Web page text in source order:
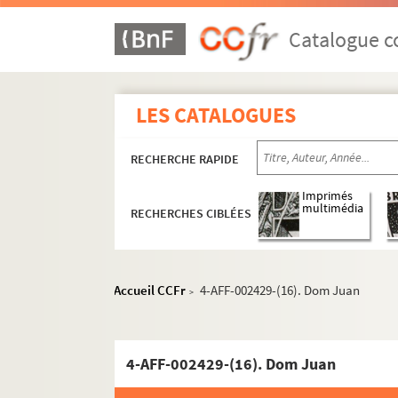
Catalogue
LES CATALOGUES
RECHERCHE RAPIDE
RECHERCHES CIBLÉES
Imprimés
multimédia
Accueil CCFr > 4-AFF-002429-(16). Dom Juan
4-AFF-002429-(16). Dom Juan
Cosy Montparnasse
La Cour des Miracles
Mémorial du maréchal Leclerc de
Parc André Citroën
Salle des patronages
Square Saint-Lambert
Théâtre de la Plaine. Espace Paris Plaine
Théâtre Silvia Montfort
Spectacles